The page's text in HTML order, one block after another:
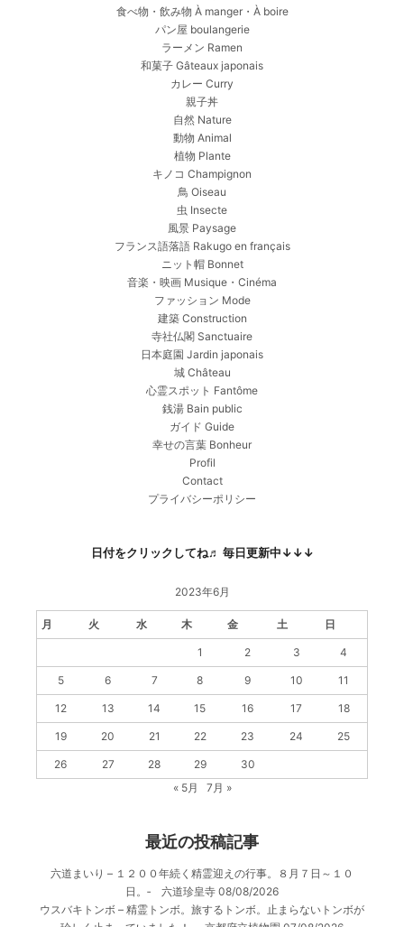
食べ物・飲み物 À manger・À boire
パン屋 boulangerie
ラーメン Ramen
和菓子 Gâteaux japonais
カレー Curry
親子丼
自然 Nature
動物 Animal
植物 Plante
キノコ Champignon
鳥 Oiseau
虫 Insecte
風景 Paysage
フランス語落語 Rakugo en français
ニット帽 Bonnet
音楽・映画 Musique・Cinéma
ファッション Mode
建築 Construction
寺社仏閣 Sanctuaire
日本庭園 Jardin japonais
城 Château
心霊スポット Fantôme
銭湯 Bain public
ガイド Guide
幸せの言葉 Bonheur
Profil
Contact
プライバシーポリシー
日付をクリックしてね♬ 毎日更新中↓↓↓
2023年6月
月 火 水 木 金 土 日
1 2 3 4
5 6 7 8 9 10 11
12 13 14 15 16 17 18
19 20 21 22 23 24 25
26 27 28 29
30
« 5月
7月 »
最近の投稿記事
六道まいり – １２００年続く精霊迎えの行事。８月７日～１０
日。‐ 六道珍皇寺 08/08/2026
ウスバキトンボ – 精霊トンボ。旅するトンボ。止まらないトンボが